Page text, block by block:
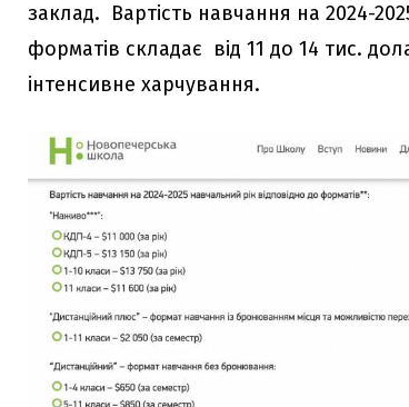
заклад. Вартість навчання на 2024-
форматів складає від 11 до 14 тис.
інтенсивне харчування.